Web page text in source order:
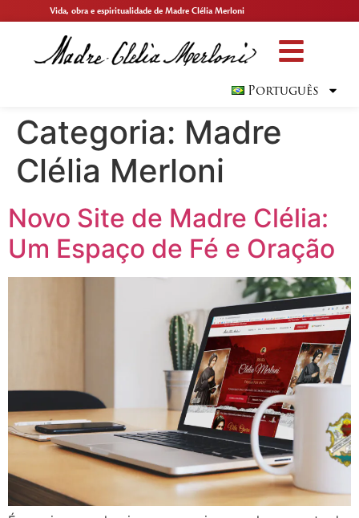
Vida, obra e espiritualidade de Madre Clélia Merloni
Português
Categoria: Madre
Clélia Merloni
Novo Site de Madre Clélia:
Um Espaço de Fé e Oração